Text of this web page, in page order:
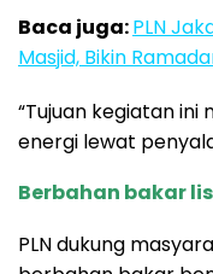
Baca juga:PLN
Masjid, Bikin
“Tujuan kegiatan
energi lewat
Berbahan bakar
PLN dukung